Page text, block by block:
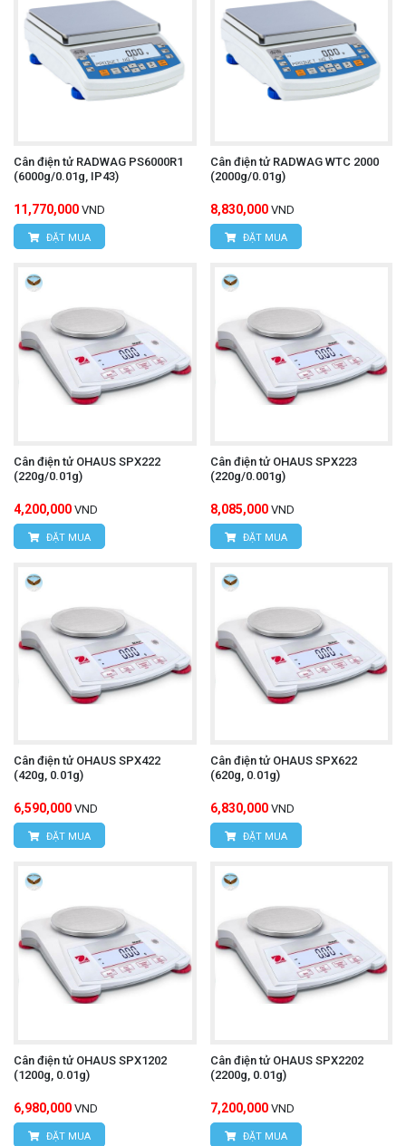
Cân điện tử RADWAG PS6000R1
(6000g/0.01g, IP43)
11,770,000 VND
ĐẶT MUA
Cân điện tử RADWAG WTC 2000
(2000g/0.01g)
8,830,000 VND
ĐẶT MUA
Cân điện tử OHAUS SPX222
(220g/0.01g)
4,200,000 VND
ĐẶT MUA
Cân điện tử OHAUS SPX223
(220g/0.001g)
8,085,000 VND
ĐẶT MUA
Cân điện tử OHAUS SPX422
(420g, 0.01g)
6,590,000 VND
ĐẶT MUA
Cân điện tử OHAUS SPX622
(620g, 0.01g)
6,830,000 VND
ĐẶT MUA
Cân điện tử OHAUS SPX1202
(1200g, 0.01g)
6,980,000 VND
ĐẶT MUA
Cân điện tử OHAUS SPX2202
(2200g, 0.01g)
7,200,000 VND
ĐẶT MUA